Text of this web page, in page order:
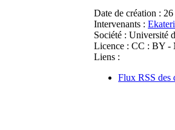
Date de création :
Intervenants :
Société : Université
Licence : CC : BY -
Liens :
Flux RSS des